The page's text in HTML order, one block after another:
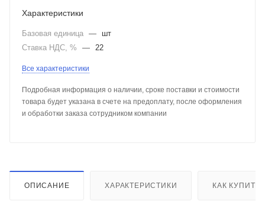
Характеристики
Базовая единица —
шт
Ставка НДС, %
— 22
Все характеристики
Подробная информация о наличии, сроке поставки и стоимости
товара будет указана в счете на предоплату, после оформления
и обработки заказа сотрудником компании
ОПИСАНИЕ ХАРАКТЕРИСТИКИ КАК КУПИТЬ